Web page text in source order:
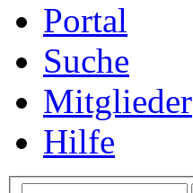
Portal
Suche
Mitglieder
Hilfe